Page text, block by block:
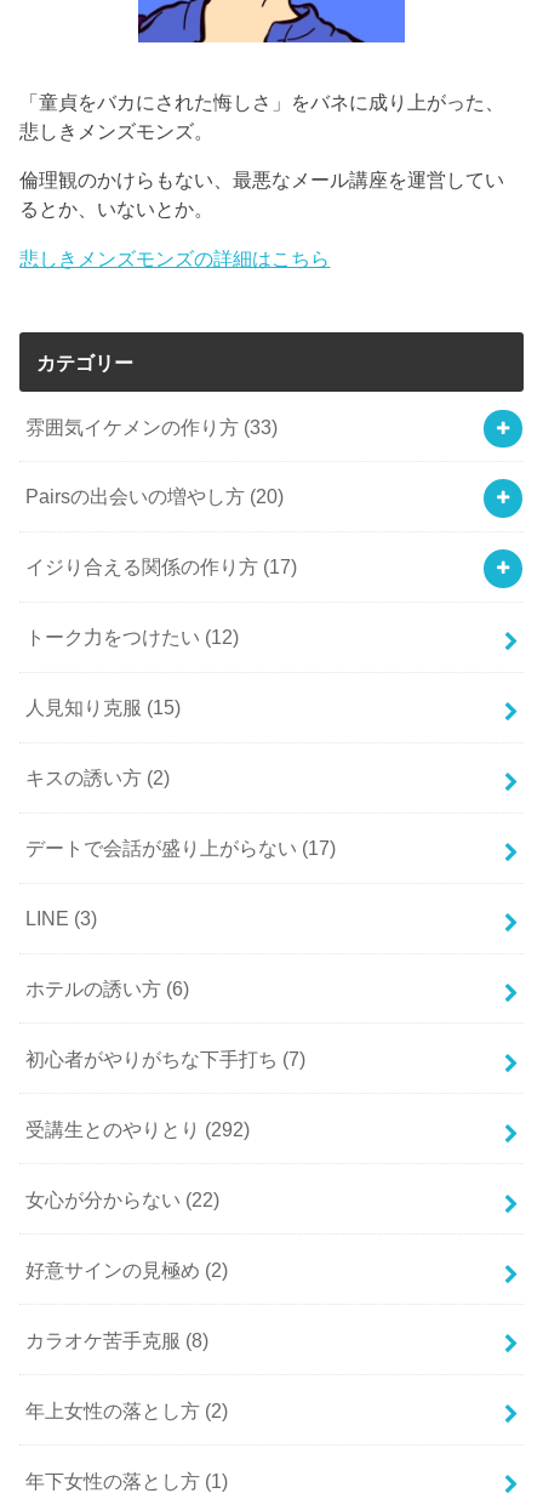
「童貞をバカにされた悔しさ」をバネに成り上がった、
悲しきメンズモンズ。
倫理観のかけらもない、最悪なメール講座を運営してい
るとか、いないとか。
悲しきメンズモンズの詳細はこちら
カテゴリー
雰囲気イケメンの作り方 (33)
Pairsの出会いの増やし方 (20)
イジり合える関係の作り方 (17)
トーク力をつけたい (12)
人見知り克服 (15)
キスの誘い方 (2)
デートで会話が盛り上がらない (17)
LINE (3)
ホテルの誘い方 (6)
初心者がやりがちな下手打ち (7)
受講生とのやりとり (292)
女心が分からない (22)
好意サインの見極め (2)
カラオケ苦手克服 (8)
年上女性の落とし方 (2)
年下女性の落とし方 (1)